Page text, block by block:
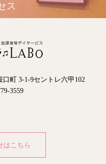
ス
口町 3-1-9セントレ六甲102
3559
はこちら